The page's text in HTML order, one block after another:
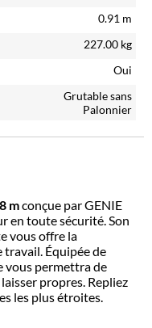
0.91 m
227.00 kg
Oui
Grutable sans
Palonnier
mconçue par GENIE
en toute sécurité. Son
vous offre la
travail. Équipée de
vous permettra de
propres. Repliez
les plus étroites.